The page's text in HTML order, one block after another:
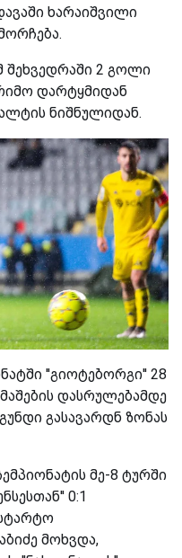
ხარაიშვილი
შეხვედრაში 2 გოლი
დარტყმიდან
ნიშნულიდან.
''გიოტებორგი'' 28
დასრულებამდე
გასავარდნ ზონას
მე-8 ტურში
0:1
მოხვდა,